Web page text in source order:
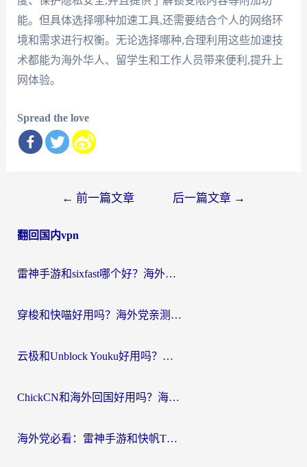
能。但具体选择哪种加速工具,还需要结合个人的网络环
境和需求进行权衡。无论选择哪种,合理利用这些加速技
术都能为海外华人、留学生和工作人员带来便利,提升上
网体验。
Spread the love
导
← 前一篇文章 后一篇文章 →
翻回国内vpn
雷神手游和sixfast哪个好？海外党亲测3款回国加速器，教你选对不踩坑
穿梭和快喵好用吗？海外党亲测：小众加速器对比+番茄加速器深度体验
云极和Unblock Youku好用吗？海外党亲测+2026回国加速器避坑指南
ChickCN和海外回国好用吗？海外党2026亲测：从手游到影音，选对加速器的3个关键
海外党必看：雷神手游和快帆TV版好用吗？3步选对回国加速器不踩坑